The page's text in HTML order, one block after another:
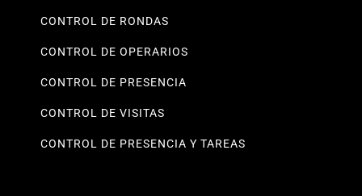
CONTROL DE RONDAS
CONTROL DE OPERARIOS
CONTROL DE PRESENCIA
CONTROL DE VISITAS
CONTROL DE PRESENCIA Y TAREAS